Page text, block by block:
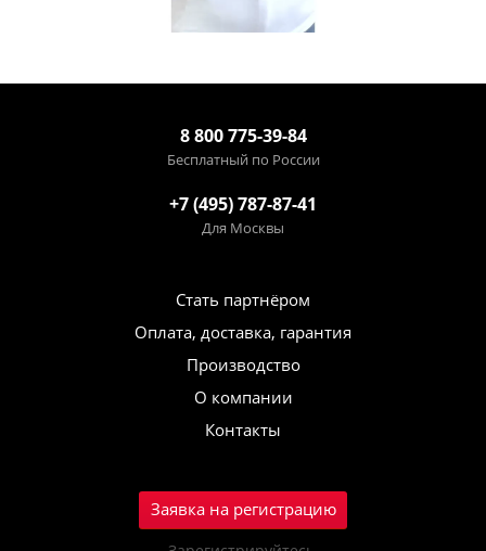
8 800 775-39-84
Бесплатный по России
+7 (495) 787-87-41
Для Москвы
Стать партнёром
Оплата, доставка, гарантия
Производство
О компании
Контакты
Заявка на регистрацию